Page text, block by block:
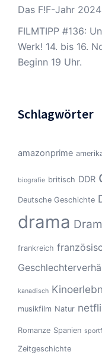
Das F!F-Jahr
FILMTIPP #136:
Werk! 14. bis 16.
Beginn 19 Uhr.
Schlagwörter
amazonprime
biografie britisch DDR
Deutsche Geschichte
drama
frankreich
kanadisch
musikfilm Natur
Romanze Spanien
Zeitgeschichte